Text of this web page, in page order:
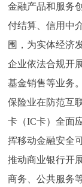
金融产品和服务
付结算、信用中
围，为实体经济
企业依法合规开
基金销售等业务
保险业在防范互
卡（IC卡）全面
挥移动金融安全
推动商业银行开
商务、公共服务